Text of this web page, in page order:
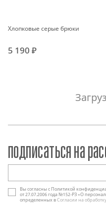
Хлопковые серые брюки
5 190 ₽
подписаться на
Вы согласны с Политикой
от 27.07.2006 года №152-РЗ «О
определенных вСогласии на